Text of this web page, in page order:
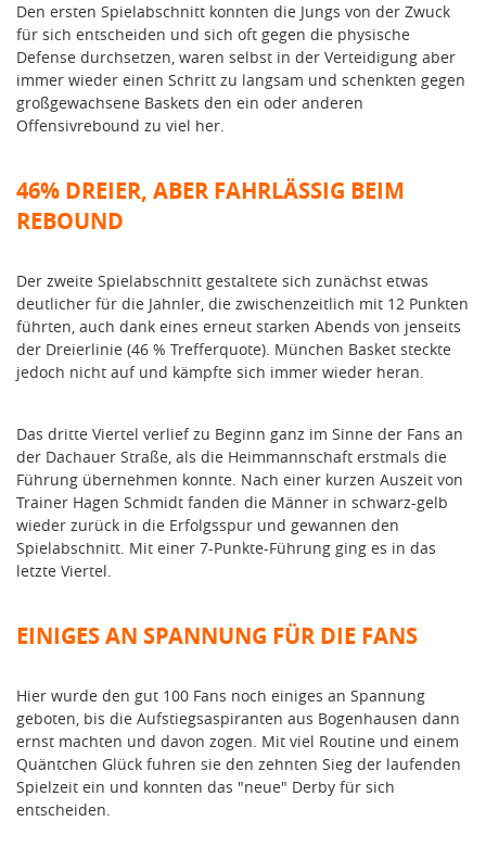
Den ersten Spielabschnitt konnten die Jungs von der Zwuck
für sich entscheiden und sich oft gegen die physische
Defense durchsetzen, waren selbst in der Verteidigung aber
immer wieder einen Schritt zu langsam und schenkten gegen
großgewachsene Baskets den ein oder anderen
Offensivrebound zu viel her.
46% DREIER, ABER FAHRLÄSSIG BEIM
REBOUND
Der zweite Spielabschnitt gestaltete sich zunächst etwas
deutlicher für die Jahnler, die zwischenzeitlich mit 12 Punkten
führten, auch dank eines erneut starken Abends von jenseits
der Dreierlinie (46 % Trefferquote). München Basket steckte
jedoch nicht auf und kämpfte sich immer wieder heran.
Das dritte Viertel verlief zu Beginn ganz im Sinne der Fans an
der Dachauer Straße, als die Heimmannschaft erstmals die
Führung übernehmen konnte. Nach einer kurzen Auszeit von
Trainer Hagen Schmidt fanden die Männer in schwarz-gelb
wieder zurück in die Erfolgsspur und gewannen den
Spielabschnitt. Mit einer 7-Punkte-Führung ging es in das
letzte Viertel.
EINIGES AN SPANNUNG FÜR DIE FANS
Hier wurde den gut 100 Fans noch einiges an Spannung
geboten, bis die Aufstiegsaspiranten aus Bogenhausen dann
ernst machten und davon zogen. Mit viel Routine und einem
Quäntchen Glück fuhren sie den zehnten Sieg der laufenden
Spielzeit ein und konnten das "neue" Derby für sich
entscheiden.